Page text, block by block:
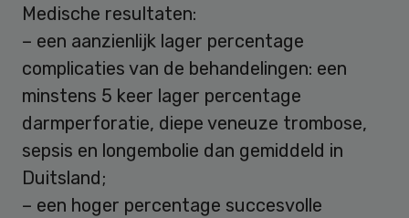
Medische resultaten:
– een aanzienlijk lager percentage
complicaties van de behandelingen: een
minstens 5 keer lager percentage
darmperforatie, diepe veneuze trombose,
sepsis en longembolie dan gemiddeld in
Duitsland;
– een hoger percentage succesvolle